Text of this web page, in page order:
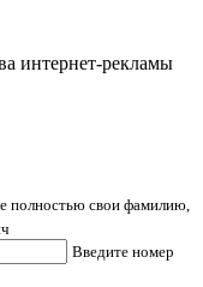
интернет-рекламы
полностью свои фамилию,
Введите номер